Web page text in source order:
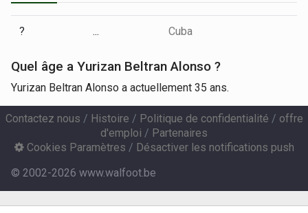
? ... Cuba
Quel âge a Yurizan Beltran Alonso ?
Yurizan Beltran Alonso a actuellement 35 ans.
Contactez nous / Histoire / Politique de confidentialité / offre
d'emploi / Partenaires
Cookies Paramètres / Désactiver les notifications push
© 2002-2026 www.walfoot.be